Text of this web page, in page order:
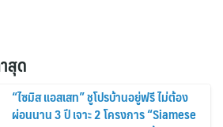
สุด
“ไซมิส แอสเสท” ชูโปรบ้านอยู่ฟรี ไม่ต้อง
ผ่อนนาน 3 ปี เจาะ 2 โครงการ “Siamese